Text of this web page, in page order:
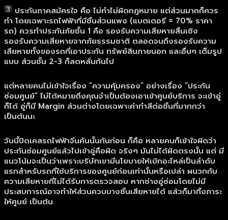
ประกันภาคสมัครใจ คือ ไม่ทำไม่ผิดกฎหมาย แต่ส่วนมากก็ควร
ทำ โดยเฉพาะรถไฟฟ้าที่มีชิ้นส่วนแพง (แบตเตอรี = 70% ราคา
รถ) ควรทำประกันภัยชั้น 1 คือ รองรับความเสียหายสิ้นเชิง
รองรับความเสียหายจากภัยธรรมชาติ ตลอดจนถึงรองรับความ
เสียหายทั้งของรถที่เอาประกัน ทรัพย์สินภายนอก และอื่นๆ เต็มรูป
แบบ ส่วนชั้น 2-3 ก็ลดหลั่นกันไป
แต่หลายคนไม่เข้าใจเรื่อง “ความคุ้มครอง” อย่างเรื่อง “ประกัน
ซ่อมศูนย์” ไม่ได้หมายถึงคุณจำเป็นต้องเอาเข้าศูนย์บริการ จะเข้าอู่
ก็ได้ อู่ก็มี Margin ส่วนต่างโดยเฉพาะค่าทำสีต่อชิ้นที่มากกว่า
เป็นต้นนะ
วันนี้ปิดเคสรถไฟฟ้าจีนคันนั้นกันก่อน ก็คือ หลายคนก็เข้าใจผิดว่า
ประกันซ่อมศูนย์แล้วไปเข้าอู่คือผิด จริงๆ มันไม่ได้ผิดตรงนั้น แต่ มี
แนวโน้มจะเป็นว่าเพราะบริษัทเขามีนโยบายให้เบิกอะไหล่เป็นลำดับ
แรกสำหรับรถที่ใช้บริการของศูนย์ก่อนเท่านั้นหรือเปล่า ผนวกกับ
ความเสียหายที่ไม่ได้รับการตรวจสอบ หากช่างอู่ซ่อมโดยไม่มี
ประสบการณ์อาจทำให้ส่วนควบบางชิ้นเสียหายได้ แล้วก็มาทิ้งภาระ
ให้ศูนย์ เป็นต้น